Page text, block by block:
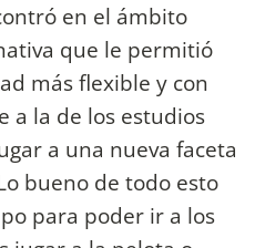
en el ámbito
que le permitió
más flexible y con
a la de los estudios
a una nueva faceta
bueno de todo esto
para poder ir a los